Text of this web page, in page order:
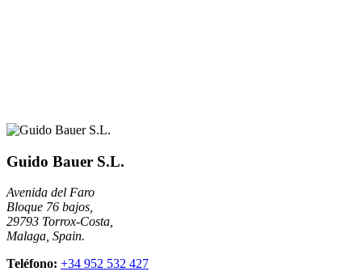
Guido Bauer S.L.
Avenida del Faro
Bloque 76 bajos,
29793 Torrox-Costa,
Malaga, Spain.
Teléfono: +34 952 532 427